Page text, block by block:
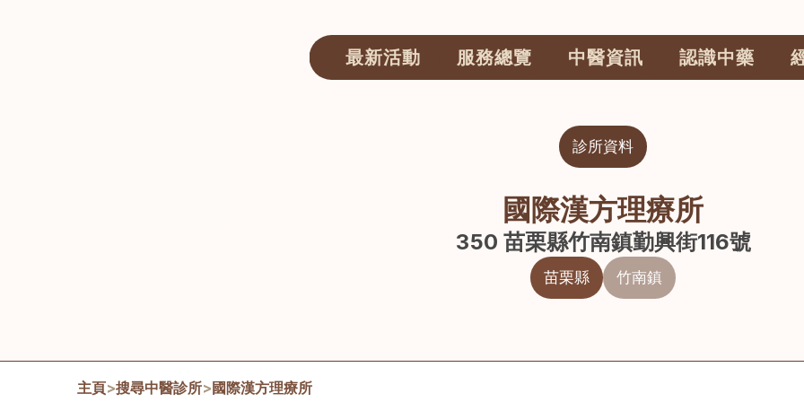
最新活動 服務總覽 中醫資訊 認識中藥
診所資料
國際漢方理療所
350 苗栗縣竹南鎮勤興街116號
苗栗縣 竹南鎮
主頁>搜尋中醫診所> 國際漢方理療所